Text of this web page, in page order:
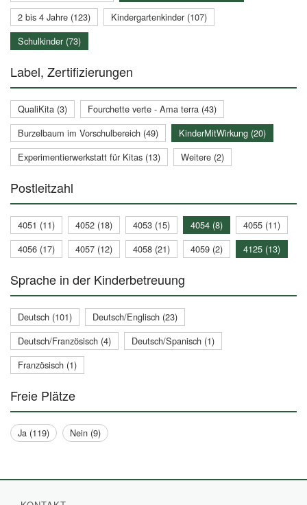
2 bis 4 Jahre (123)
Kindergartenkinder (107)
Schulkinder (73)
Label, Zertifizierungen
QualiKita (3)
Fourchette verte - Ama terra (43)
Burzelbaum im Vorschulbereich (49)
KinderMitWirkung (20)
Experimentierwerkstatt für Kitas (13)
Weitere (2)
Postleitzahl
4051 (11) 4052 (18) 4053 (15) 4054 (8)
4055 (11)
4056 (17)
4057 (12) 4058 (21) 4059 (2) 4125 (13)
Sprache in der Kinderbetreuung
Deutsch (101)
Deutsch/Englisch (23)
Deutsch/Französisch (4)
Deutsch/Spanisch (1)
Französisch (1)
Freie Plätze
Ja (119) Nein (9)